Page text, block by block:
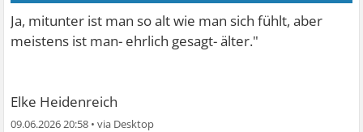
Ja, mitunter ist man so alt wie man sich fühlt, aber
meistens ist man- ehrlich gesagt- älter."
Elke Heidenreich
09.06.2026 20:58 •